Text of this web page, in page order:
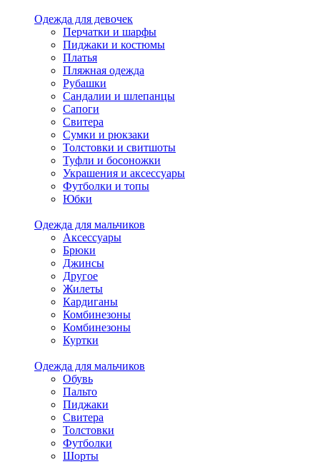
Одежда для девочек
Перчатки и шарфы
Пиджаки и костюмы
Платья
Пляжная одежда
Рубашки
Сандалии и шлепанцы
Сапоги
Свитера
Сумки и рюкзаки
Толстовки и свитшоты
Туфли и босоножки
Украшения и аксессуары
Футболки и топы
Юбки
Одежда для мальчиков
Аксессуары
Брюки
Джинсы
Другое
Жилеты
Кардиганы
Комбинезоны
Комбинезоны
Куртки
Одежда для мальчиков
Обувь
Пальто
Пиджаки
Свитера
Толстовки
Футболки
Шорты